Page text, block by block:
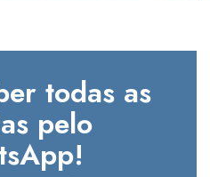
todas as
pelo